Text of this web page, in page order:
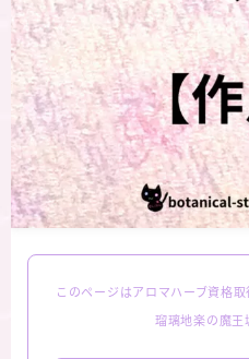
サイトマップ
このページはアロマハーブ資格
瑠璃地楽の魔王